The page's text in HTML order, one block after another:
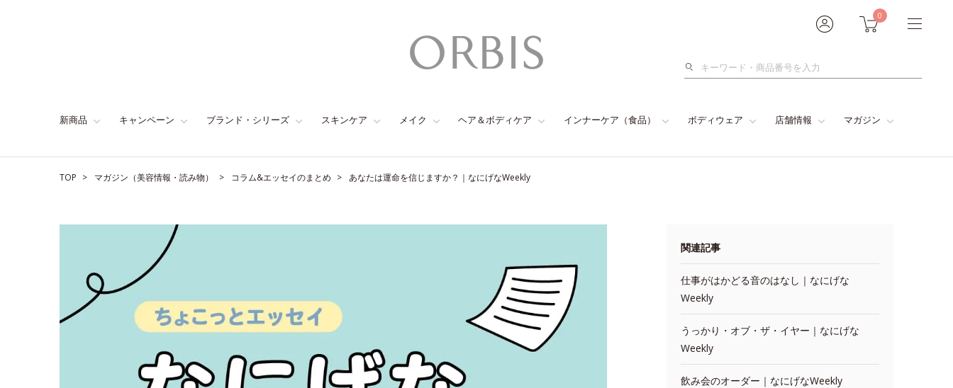
0
検
新商品 キャンペーン ブランド・シリーズ スキンケア メイク ヘア＆ボディケア インナーケア（食品） ボディウェア 店舗情報 マガジン
TOP マガジン（美容情報・読み物） コラム&エッセイのまとめ あなたは運命を信じますか？｜なにげなWeekly
関連記事
仕事がはかどる音のはなし｜なにげな
Weekly
うっかり・オブ・ザ・イヤー｜なにげな
Weekly
飲み会のオーダー｜なにげなWeekly